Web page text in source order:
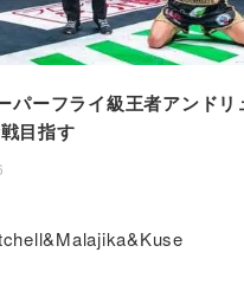
パーフライ級王者アンドリ
目指す